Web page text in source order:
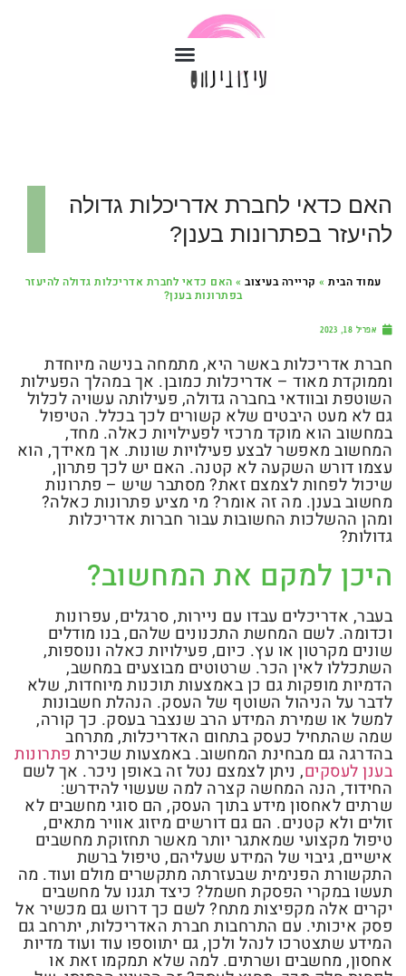
האם כדאי לחברת אדריכלות גדולה
להיעזר בפתרונות בענן?
עמוד הבית » קריירה בעיצוב » האם כדאי לחברת אדריכלות גדולה להיעזר
בפתרונות בענן?
אפריל 18, 2023
חברת אדריכלות באשר היא, מתמחה בנישה מיוחדת
וממוקדת מאוד – אדריכלות כמובן. אך במהלך הפעילות
השוטפת ובוודאי בחברה גדולה, פעילותה עשויה לכלול
גם לא מעט היבטים שלא קשורים לכך בכלל. הטיפול
במחשוב הוא מוקד מרכזי לפעילויות כאלה. מחד,
המחשוב מאפשר לבצע פעילויות שונות. אך מאידך, הוא
עצמו דורש השקעה לא קטנה. האם יש לכך פתרון,
שיכול לפחות לצמצם זאת? מסתבר שיש – פתרונות
מחשוב בענן. מה זה אומר? מי מציע פתרונות כאלה?
ומהן ההשלכות החשובות עבור חברות אדריכלות
גדולות?
היכן למקם את המחשוב?
בעבר, אדריכלים עבדו עם ניירות, סרגלים, עפרונות
וכדומה. לשם המחשת התכנונים שלהם, בנו מודלים
שונים מקרטון או עץ. כיום, פעילויות כאלה ונוספות,
השתכללו לאין הכר. שרטוטים מבוצעים במחשב,
הדמיות מופקות גם כן באמצעות תוכנות מיוחדות, שלא
לדבר על הניהול השוטף של העסק. הנהלת חשבונות
למשל או שמירת המידע הרב שנצבר בעסק. כך קורה,
שמה שהתחיל כעסק בתחום האדריכלות, מתרחב
בהדרגה גם מבחינת המחשוב. באמצעות שכירת פתרונות
בענן לעסקים, ניתן לצמצם נטל זה באופן ניכר. אך לשם
החידוד, הנה המחשה קצרה למה שעשוי להידרש:
שרתים לאחסון מידע בתוך העסק, הם סוגי מחשבים לא
זולים ולא קטנים. הם גם דורשים מיזוג אוויר מתאים,
טיפול מקצועי שמאתגר יותר מאשר תחזוקת מחשבים
אישיים, גיבוי של המידע שעליהם, טיפול ברשת
התקשורת הפנימית שבעזרתה מתקשרים מולם ועוד. מה
תעשו במקרי הפסקת חשמל? כיצד תגנו על מחשבים
יקרים אלה מקפיצות מתח? לשם כך דרוש גם מכשיר אל
פסק איכותי. עם התרחבות חברת האדריכלות, יתרחב גם
המידע שתצטרכו לנהל ולכן, גם יתווספו עוד ועוד מדיות
אחסון, מחשבים ושרתים. למה שלא תמקמו זאת או